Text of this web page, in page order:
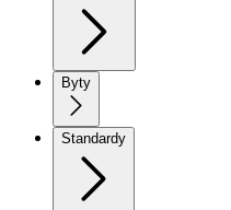
Byty
Standardy